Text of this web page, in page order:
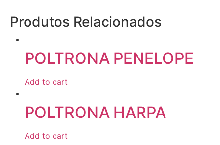
Produtos Relacionados
POLTRONA PENELOPE
Add to cart
POLTRONA HARPA
Add to cart